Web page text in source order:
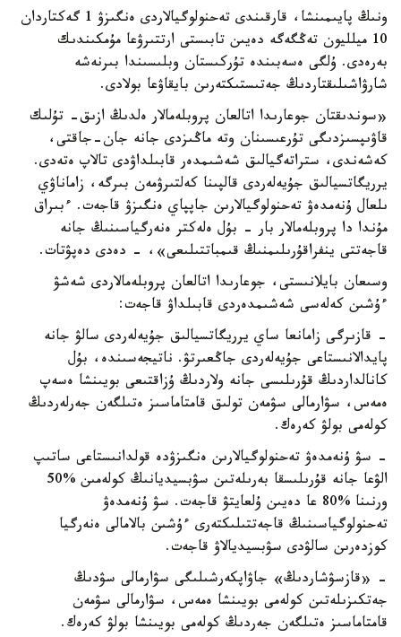
ونىڭ پايىمىنشا، قارقىندى تەحنولوگيالاردى ەنگىزۋ 1 گەكتاردان
10 ميلليون تەڭگەگە دەيىن تابىستى ارتتىرۋعا مۇمكىندىك
بەرەدى. ۇلگى ەسەبىندە تۇركىستان وبلىسىندا بىرنەشە
شارۋاشىلىقتاردىڭ جەتىستىكتەرىن بايقاۋعا بولادى.
«سوندىقتان جوعارىدا اتالعان پروبلەمالار ەلدىڭ ازىق- تۇلىك
قاۋىپسىزدىگى تۇرعىسىنان وتە ماڭىزدى جانە جان-جاقتى،
كەشەندى، ستراتەگيالىق شەشىمدەر قابىلداۋدى تالاپ ەتەدى.
يرريگاتسيالىق جۇيەلەردى قالپىنا كەلتىرۋمەن بىرگە، زاماناۋي
ىلعال ۇنەمدەۋ تەحنولوگيالارىن جاپپاي ەنگىزۋ قاجەت. ءبىراق
مۇندا دا پروبلەمالار بار - بۇل ەلەكتر ەنەرگياسىنىڭ جانە
قاجەتتى ينفراقۇرىلىمنىڭ قىمباتتىلىعى»، - دەدى دەپۋتات.
وسىعان بايلانىستى، جوعارىدا اتالعان پروبلەمالاردى شەشۋ
ءۇشىن كەلەسى شەشىمدەردى قابىلداۋ قاجەت:
- قازىرگى زامانعا ساي يرريگاتسيالىق جۇيەلەردى سالۋ جانە
پايدالانىستاعى جۇيەلەردى جاڭعىرتۋ. ناتيجەسىندە، بۇل
كانالداردىڭ قۇرىلىسى جانە ولاردىڭ ۇزاقتىعى بويىنشا ەسەپ
ەمەس، سۋارمالى سۋمەن تولىق قامتاماسىز ەتىلگەن جەرلەردىڭ
كولەمى بولۋ كەرەك.
- سۋ ۇنەمدەۋ تەحنولوگيالارىن ەنگىزۋدە قولدانىستاعى ساتىپ
الۋعا جانە قۇرىلىسقا بەرىلەتىن سۋبسيديانىڭ كولەمىن %50
ورنىنا %80 عا دەيىن ۇلعايتۋ قاجەت. سۋ ۇنەمدەۋ
تەحنولوگياسىنىڭ قاجەتتىلىكتەرى ءۇشىن بالامالى ەنەرگيا
كوزدەرىن سالۋدى سۋبسيديالاۋ قاجەت.
- «قازسۋشاردىڭ» جاۋاپكەرشىلىگى سۋارمالى سۋدىڭ
جەتكىزىلەتىن كولەمى بويىنشا ەمەس، سۋارمالى سۋمەن
قامتاماسىز ەتىلگەن جەردىڭ كولەمى بويىنشا بولۋ كەرەك.